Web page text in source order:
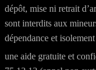
dépôt, mise ni retrait
sont interdits aux
dépendance et
une aide gratuite et